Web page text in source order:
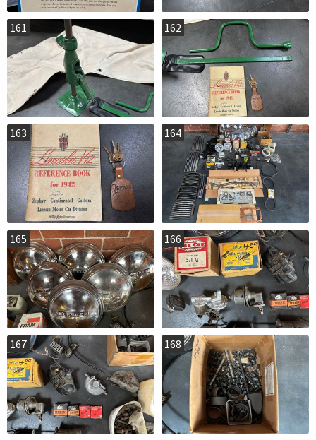
161 162
163 164
165 166
167 168